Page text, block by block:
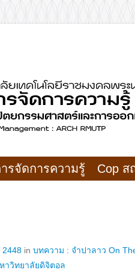
รความ
รจัดการความรู้ Cop ส
2448 in บทความ : จำปาลาว On
วิทยาลัยดิจิตอล